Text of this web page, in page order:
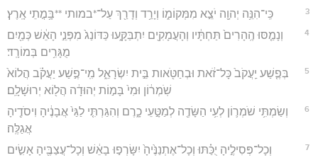
3 כִּֽי־הִנֵּ֥ה יְהוָ֖ה יֹצֵ֣א מִמְּקוֹמ֑וֹ וְיָרַ֥ד וְדָרַ֖ךְ עַל־*במותי **בָּ֥מֳתֵי אָֽרֶץ׃
4
וְנָמַ֤סּוּ הֶֽהָרִים֙ תַּחְתָּ֔יו וְהָעֲמָקִ֖ים יִתְבַּקָּ֑עוּ כַּדּוֹנַג֙ מִפְּנֵ֣י הָאֵ֔שׁ כְּמַ֖יִם
מֻגָּרִ֥ים בְּמוֹרָֽד׃
5
בְּפֶ֤שַׁע יַֽעֲקֹב֙ כָּל־זֹ֔את וּבְחַטֹּ֖אות בֵּ֣ית יִשְׂרָאֵ֑ל מִֽי־פֶ֣שַׁע יַעֲקֹ֗ב הֲלוֹא֙
שֹֽׁמְר֔וֹן וּמִי֙ בָּמ֣וֹת יְהוּדָ֔ה הֲל֖וֹא יְרוּשָׁלִָֽם׃
6
וְשַׂמְתִּ֥י שֹׁמְר֛וֹן לְעִ֥י הַשָּׂדֶ֖ה לְמַטָּ֣עֵי כָ֑רֶם וְהִגַּרְתִּ֤י לַגַּי֙ אֲבָנֶ֔יהָ וִיסֹדֶ֖יהָ
אֲגַלֶּֽה׃
7
וְכָל־פְּסִילֶ֣יהָ יֻכַּ֗תּוּ וְכָל־אֶתְנַנֶּ֙יהָ֙ יִשָּׂרְפ֣וּ בָאֵ֔שׁ וְכָל־עֲצַבֶּ֖יהָ אָשִׂ֣ים